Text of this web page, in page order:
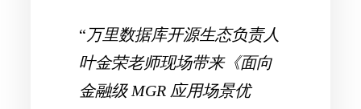
“ 万里数据库开源生态负责人
叶金荣老师现场带来《面向
金融级 MGR 应用场景优